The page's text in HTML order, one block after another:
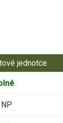
jednotce